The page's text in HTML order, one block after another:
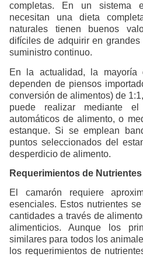
completas. En un sistema
necesitan una dieta
naturales tienen buenos
difíciles de adquirir en
suministro continuo.
En la actualidad, la mayoría
dependen de piensos
conversión de alimentos) de
puede realizar mediante
automáticos de alimento, o
estanque. Si se emplean
puntos seleccionados del
desperdicio de alimento.
Requerimientos de Nutrientes
El camarón requiere
esenciales. Estos nutrientes
cantidades a través de
alimenticios. Aunque los
similares para todos los
los requerimientos de